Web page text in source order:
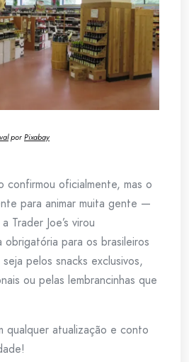
porPixabay
confirmou oficialmente, mas o
para animar muita gente —
Trader Joe’s virou
para os brasileiros
pelos snacks exclusivos,
ou pelas lembrancinhas que
qualquer atualização e conto